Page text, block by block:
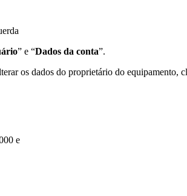
” e “Dados da conta”.
os dados do proprietário do equipamento,
e